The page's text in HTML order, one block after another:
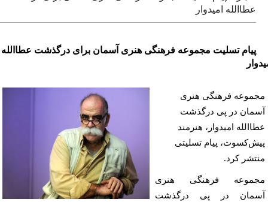
عطاالله امیدوار
پیام تسلیت مجموعه فرهنگی هنری آسمان برای درگذشت عطاالله
فرهنگی هنری
در پی درگذشت
امیدوار، هنرمند
پیام تسلیتی
کرد.
فرهنگی هنری
در پی درگذشت